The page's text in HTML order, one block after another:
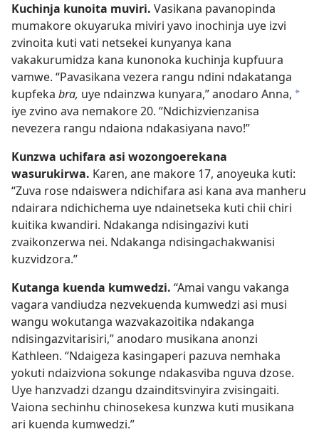
Kuchinja kunoita muviri. Vasikana pavanopinda
mumakore okuyaruka miviri yavo inochinja uye izvi
zvinoita kuti vati netsekei kunyanya kana
vakakurumidza kana kunonoka kuchinja kupfuura
vamwe. “Pavasikana vezera rangu ndini ndakatanga
kupfeka bra, uye ndainzwa kunyara,” anodaro Anna, *
iye zvino ava nemakore 20. “Ndichizvienzanisa
nevezera rangu ndaiona ndakasiyana navo!”
Kunzwa uchifara asi wozongoerekana
wasurukirwa. Karen, ane makore 17, anoyeuka kuti:
“Zuva rose ndaiswera ndichifara asi kana ava manheru
ndairara ndichichema uye ndainetseka kuti chii chiri
kuitika kwandiri. Ndakanga ndisingazivi kuti
zvaikonzerwa nei. Ndakanga ndisingachakwanisi
kuzvidzora.”
Kutanga kuenda kumwedzi. “Amai vangu vakanga
vagara vandiudza nezvekuenda kumwedzi asi musi
wangu wokutanga wazvakazoitika ndakanga
ndisingazvitarisiri,” anodaro musikana anonzi
Kathleen. “Ndaigeza kasingaperi pazuva nemhaka
yokuti ndaizviona sokunge ndakasviba nguva dzose.
Uye hanzvadzi dzangu dzainditsvinyira zvisingaiti.
Vaiona sechinhu chinosekesa kunzwa kuti musikana
ari kuenda kumwedzi.”